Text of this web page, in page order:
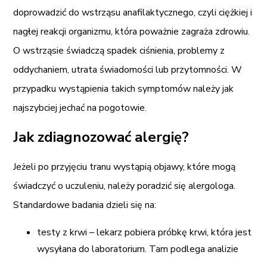
doprowadzić do wstrząsu anafilaktycznego, czyli ciężkiej i
nagłej reakcji organizmu, która poważnie zagraża zdrowiu.
O wstrząsie świadczą spadek ciśnienia, problemy z
oddychaniem, utrata świadomości lub przytomności. W
przypadku wystąpienia takich symptomów należy jak
najszybciej jechać na pogotowie.
Jak zdiagnozować alergię?
Jeżeli po przyjęciu tranu wystąpią objawy, które mogą
świadczyć o uczuleniu, należy poradzić się alergologa.
Standardowe badania dzieli się na:
testy z krwi – lekarz pobiera próbkę krwi, która jest
wysyłana do laboratorium. Tam podlega analizie